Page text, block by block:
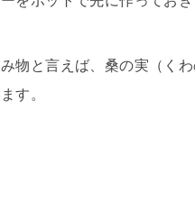
物と言えば、桑の実（くわ
す。